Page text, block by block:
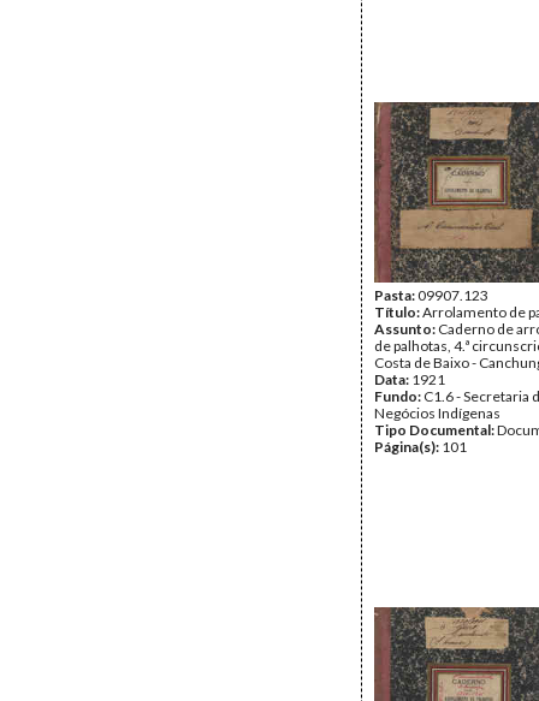
Pasta:09907.123
Título:Arrolamento de
Assunto: Caderno de
de palhotas, 4.ª
Costa de Baixo -
Data: 1921
Fundo: C1.6 - Secretaria
Negócios Indígenas
Tipo Documental:
Página(s): 101